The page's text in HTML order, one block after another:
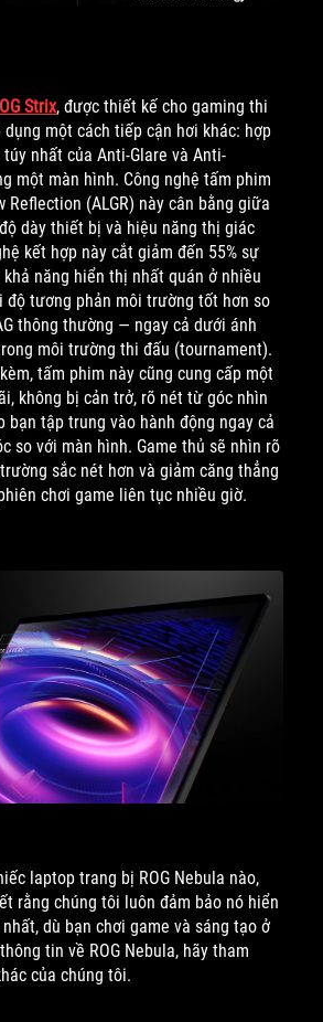
Strix, được thiết kế cho gaming thi
một cách tiếp cận hơi khác: hợp
nhất của Anti-Glare và Anti-
một màn hình. Công nghệ tấm phim
Reflection (ALGR) này cân bằng giữa
dày thiết bị và hiệu năng thị giác
kết hợp này cắt giảm đến 55% sự
năng hiển thị nhất quán ở nhiều
độ tương phản môi trường tốt hơn so
thông thường — ngay cả dưới ánh
môi trường thi đấu (tournament).
tấm phim này cũng cung cấp một
không bị cản trở, rõ nét từ góc nhìn
bạn tập trung vào hành động ngay cả
so với màn hình. Game thủ sẽ nhìn rõ
sắc nét hơn và giảm căng thẳng
chơi game liên tục nhiều giờ.
laptop trang bị ROG Nebula nào,
rằng chúng tôi luôn đảm bảo nó hiển
dù bạn chơi game và sáng tạo ở
tin về ROG Nebula, hãy tham
của chúng tôi.